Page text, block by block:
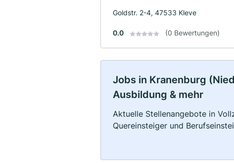
Goldstr. 2-4, 47533 Kleve
0.0 (0 Bewertungen)
Jobs in Kranenburg
Ausbildung & mehr
Aktuelle Stellenangebote in
Quereinsteiger und